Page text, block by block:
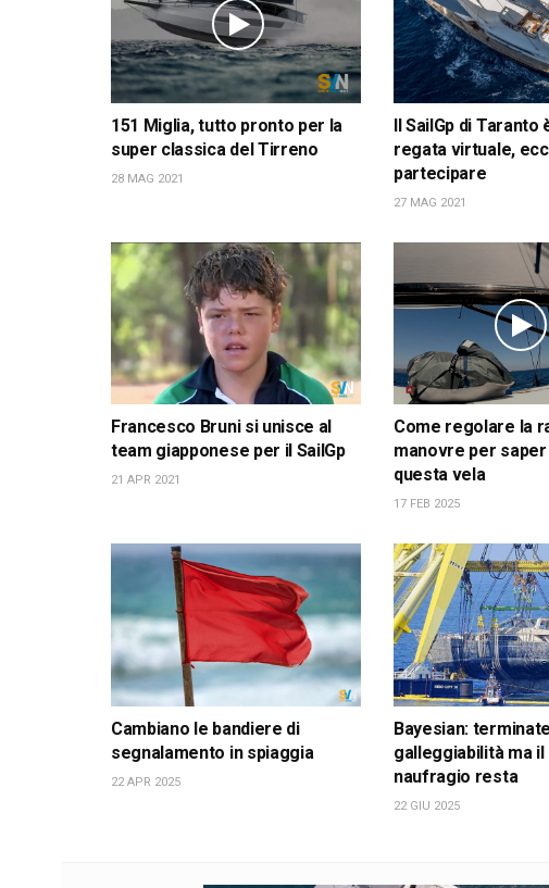
151 Miglia, tutto pronto per la
super classica del Tirreno
28 MAG 2021
Il SailGp di Taranto
regata virtuale,
partecipare
27 MAG 2021
Francesco Bruni si unisce al
team giapponese per il SailGp
21 APR 2021
Come regolare la
manovre per
questa vela
17 FEB 2025
Cambiano le bandiere di
segnalamento in spiaggia
22 APR 2025
Bayesian:
galleggiabilità ma
naufragio resta
22 GIU 2025